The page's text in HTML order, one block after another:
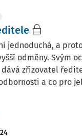
jednoduchá, a
odměny. Svým
zřizovatel
a co pro